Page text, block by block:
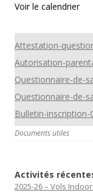
Voir le calendrier
Attestation-
Autorisation-
Questionnaire-de-
Questionnaire-de-
Bulletin-inscription-
Documents utiles
Activités
2025-26 – Vols